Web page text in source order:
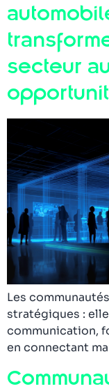
secteur
Les
stratégiques :
communication,
en connectant